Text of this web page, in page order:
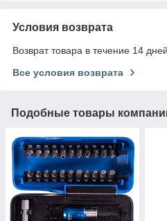
Условия возврата
Возврат товара в течение 14
Все условия возврата
Подобные товары